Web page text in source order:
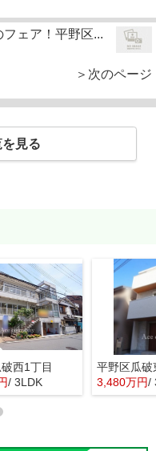
フェア！平野区...
＞次のページ
見る
西1丁目
/ 3LDK
平野区瓜破
3,480万円/